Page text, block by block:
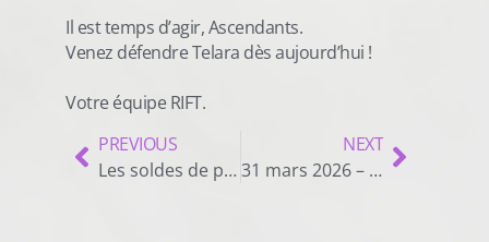
Il est temps d’agir, Ascendants.
Venez défendre Telara dès aujourd’hui !
Votre équipe RIFT.
PREVIOUS
Les soldes de printemps de RIFT sur Steam !
NEXT
31 mars 2026 – Notes de mise à jour